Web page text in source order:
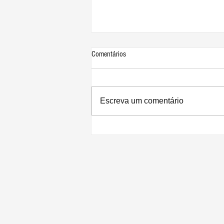
Comentários
Escreva um comentário